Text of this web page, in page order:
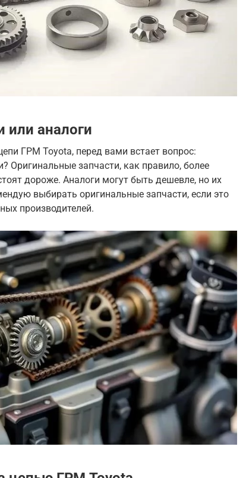
или аналоги
ГРМ Toyota, перед вами встает вопрос:
Оригинальные запчасти, как правило, более
дороже. Аналоги могут быть дешевле, но их
выбирать оригинальные запчасти, если это
производителей.